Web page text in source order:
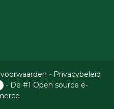
- Privacybeleid
- De #1 Open source e-